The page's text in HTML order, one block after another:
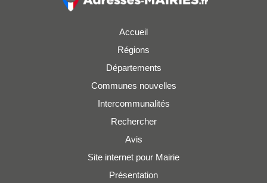
Accueil
Régions
Départements
Communes nouvelles
Intercommunalités
Rechercher
Avis
Site internet pour Mairie
Présentation